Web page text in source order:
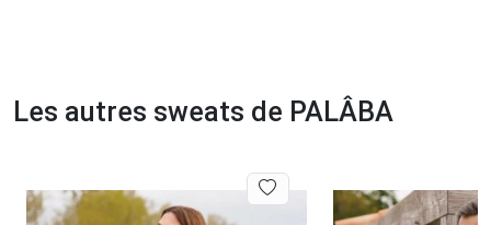
Les autres sweats de PALÂBA